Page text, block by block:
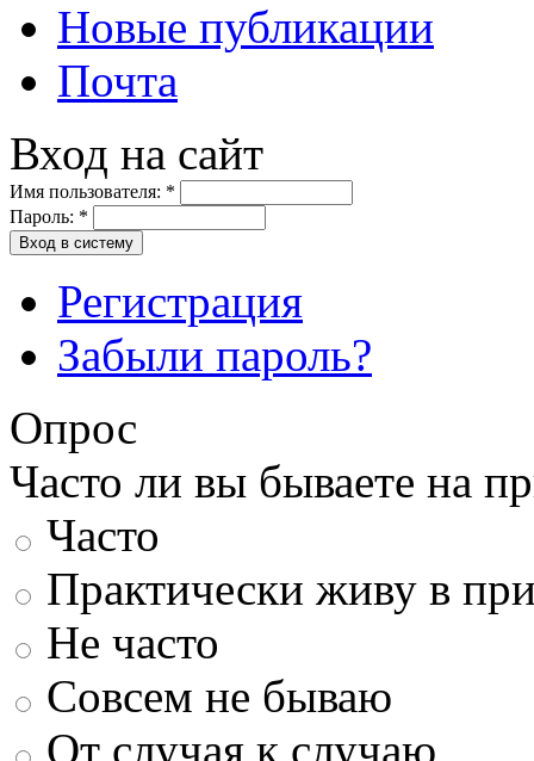
Новые публикации
Почта
Вход на сайт
Имя пользователя: *
Пароль: *
Вход в систему
Регистрация
Забыли пароль?
Опрос
Часто ли вы бываете на
Часто
Практически живу в
Не часто
Совсем не бываю
От случая к случаю